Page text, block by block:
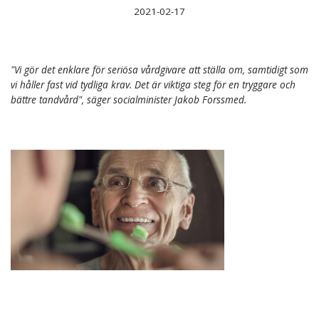
2021-02-17
"Vi gör det enklare för seriösa vårdgivare att ställa om, samtidigt som
vi håller fast vid tydliga krav. Det är viktiga steg för en tryggare och
bättre tandvård", säger socialminister Jakob Forssmed.